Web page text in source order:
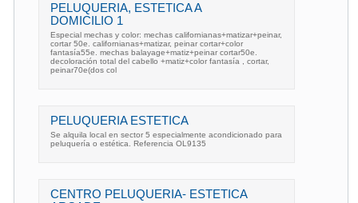
PELUQUERIA, ESTETICA A
DOMICILIO 1
Especial mechas y color: mechas californianas+matizar+peinar,
cortar 50e. californianas+matizar, peinar cortar+color
fantasía55e. mechas balayage+matiz+peinar cortar50e.
decoloración total del cabello +matiz+color fantasía , cortar,
peinar70e(dos col
PELUQUERIA ESTETICA
Se alquila local en sector 5 especialmente acondicionado para
peluquería o estética. Referencia OL9135
CENTRO PELUQUERIA- ESTETICA